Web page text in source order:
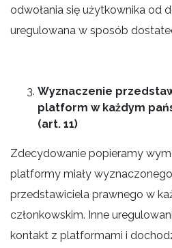
odwołania się użytkownika od
uregulowana w sposób
Wyznaczenie
platform w każdym
(art. 11)
Zdecydowanie popieramy
platformy miały
przedstawiciela prawnego w
członkowskim. Inne
kontakt z platformami i